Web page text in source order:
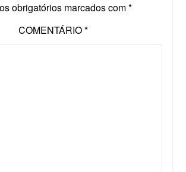
obrigatórios marcados com*
COMENTÁRIO*